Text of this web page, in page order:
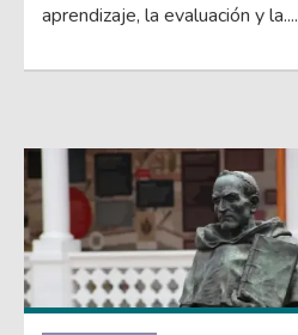
aprendizaje, la evaluación y la....